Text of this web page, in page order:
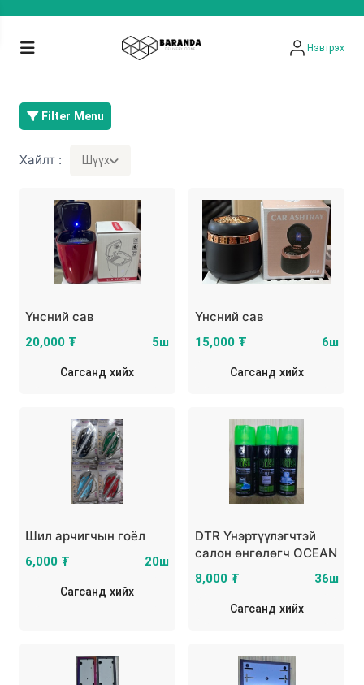
Нэвтрэх
Filter Menu
Хайлт : Шүүх
Үнсний сав
20,000 ₮ 5ш
Сагсанд хийх
Үнсний сав
15,000 ₮ 6ш
Сагсанд хийх
Шил арчигчын гоёл
6,000 ₮ 20ш
Сагсанд хийх
DTR Үнэртүүлэгчтэй
салон өнгөлөгч OCEAN
8,000 ₮ 36ш
Сагсанд хийх